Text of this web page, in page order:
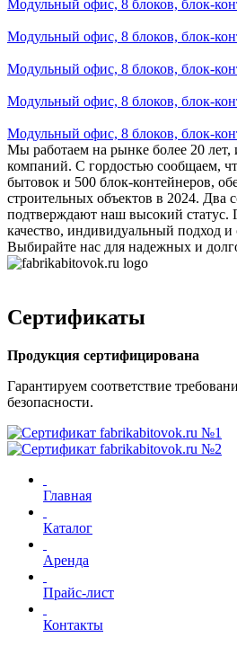
Модульный офис, 8 блоков, блок-
Модульный офис, 8 блоков, блок-
Модульный офис, 8 блоков, блок-
Модульный офис, 8 блоков, блок-
Модульный офис, 8 блоков, блок-
Мы работаем на рынке более 20 лет,
компаний. С гордостью сообщаем,
бытовок и 500 блок-контейнеров,
строительных объектов в 2024. Два
подтверждают наш высокий статус.
качество, индивидуальный подход и
Выбирайте нас для надежных и
Сертификаты
Продукция сертифицирована
Гарантируем соответствие
безопасности.
Главная
Каталог
Аренда
Прайс-лист
Контакты